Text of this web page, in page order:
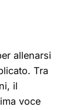
allenarsi
Tra
il
voce